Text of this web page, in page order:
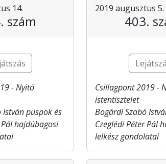
14.
szám
- Nyitó
püspök és
hajdúbagosi
2019 augusztus 5.
403.
Csillagpont​ 2019 -
istentisztelet
Bogárdi Szabó
Czeglédi Péter Pál
lelkész gondolatai